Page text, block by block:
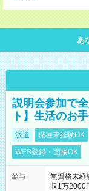
あ
説明会参加で
ト】生活のお
派遣 職種未経験OK
WEB登録・面接OK
給与
無資格未
収1万2000